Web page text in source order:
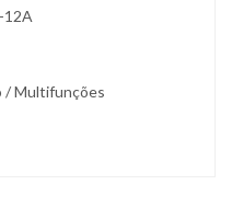
12A
/ Multifunções